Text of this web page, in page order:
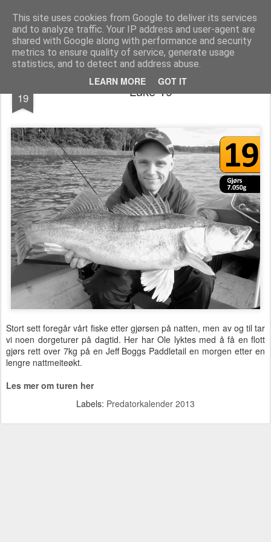
This site uses cookies from Google to deliver its services
and to analyze traffic. Your IP address and user-agent are
shared with Google along with performance and security
metrics to ensure quality of service, generate usage
statistics, and to detect and address abuse.
LEARN MORE GOT IT
Team Predator - gjedde, abbor og gjørs
19 Luke 19
Stort sett foregår vårt fiske etter gjørsen på natten, men av og til tar
vi noen dorgeturer på dagtid. Her har Ole lyktes med å få en flott
gjørs rett over 7kg på en Jeff Boggs Paddletail en morgen etter en
lengre nattmeiteøkt.
Les mer om turen her
Labels: Predatorkalender 2013